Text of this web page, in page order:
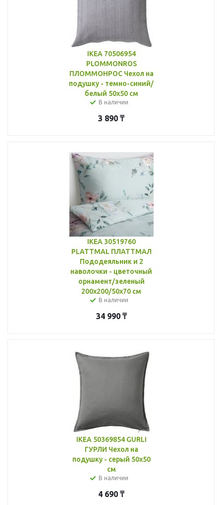
IKEA 70506954
PLOMMONROS
ПЛОММОНРОС Чехол на
подушку - темно-синий/
белый 50x50 см
В наличии
3 890 ₸
IKEA 30519760
PLATTMAL ПЛАТТМАЛ
Пододеяльник и 2
наволочки - цветочный
орнамент/зеленый
200x200/50x70 см
В наличии
34 990₸
IKEA 50369854 GURLI
ГУРЛИ Чехол на
подушку - серый 50x50
см
В наличии
4 690 ₸